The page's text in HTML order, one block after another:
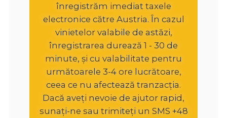
înregistrăm imediat taxele
electronice către Austria. În cazul
vinietelor valabile de astăzi,
înregistrarea durează 1 - 30 de
minute, și cu valabilitate pentru
următoarele 3-4 ore lucrătoare,
ceea ce nu afectează tranzacția.
Dacă aveți nevoie de ajutor rapid,
sunați-ne sau trimiteți un SMS +48